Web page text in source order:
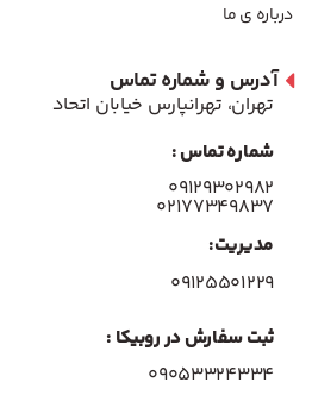
درباره ی ما
آدرس و شماره تماس
تهران، تهرانپارس خیابان اتحاد
شماره تماس :
۰۹۱۲۹۳۰۲۹۸۲
۰۲۱۷۷۳۴۹۸۳۷
مدیریت:
۰۹۱۲۵۵۰۱۲۲۹
ثبت سفارش در روبیکا :
09053324334